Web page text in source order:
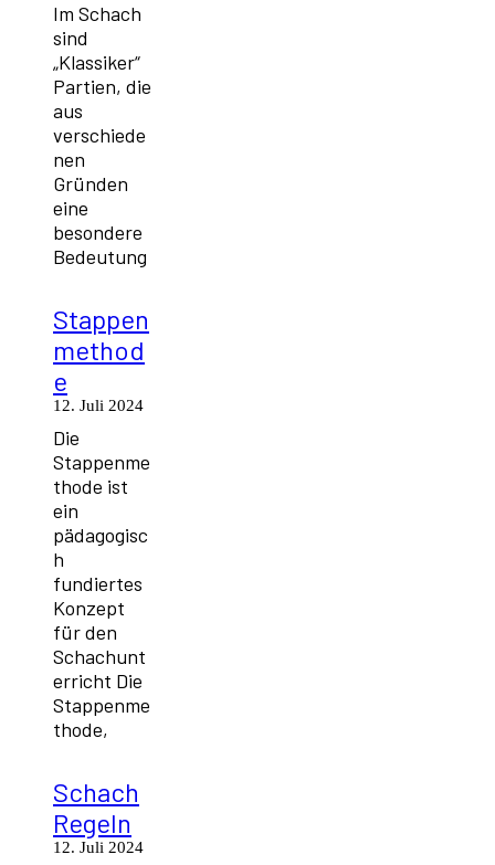
Im Schach
sind
„Klassiker“
Partien, die
aus
verschiede
nen
Gründen
eine
besondere
Bedeutung
Stappen
method
e
12. Juli 2024
Die
Stappenme
thode ist
ein
pädagogisc
h
fundiertes
Konzept
für den
Schachunt
erricht Die
Stappenme
thode,
Schach
Regeln
12. Juli 2024